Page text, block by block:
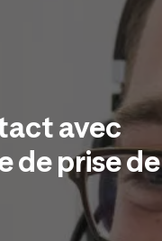
avec
de prise de